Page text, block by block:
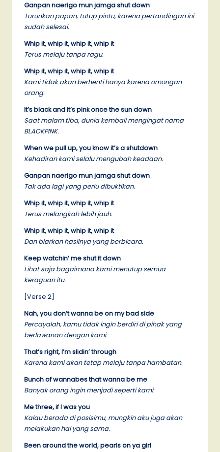
Ganpan naerigo mun jamga shut down
Turunkan papan, tutup pintu, karena pertandingan ini
sudah selesai.
Whip it, whip it, whip it, whip it
Terus melaju tanpa ragu.
Whip it, whip it, whip it, whip it
Kami tidak akan berhenti hanya karena omongan
orang.
It’s black and it’s pink once the sun down
Saat malam tiba, dunia kembali mengingat nama
BLACKPINK.
When we pull up, you know it’s a shutdown
Kehadiran kami selalu mengubah keadaan.
Ganpan naerigo mun jamga shut down
Tak ada lagi yang perlu dibuktikan.
Whip it, whip it, whip it, whip it
Terus melangkah lebih jauh.
Whip it, whip it, whip it, whip it
Dan biarkan hasilnya yang berbicara.
Keep watchin’ me shut it down
Lihat saja bagaimana kami menutup semua
keraguan itu.
[Verse 2]
Nah, you don’t wanna be on my bad side
Percayalah, kamu tidak ingin berdiri di pihak yang
berlawanan dengan kami.
That’s right, I’m slidin’ through
Karena kami akan tetap melaju tanpa hambatan.
Bunch of wannabes that wanna be me
Banyak orang ingin menjadi seperti kami.
Me three, if I was you
Kalau berada di posisimu, mungkin aku juga akan
melakukan hal yang sama.
Been around the world, pearls on ya girl